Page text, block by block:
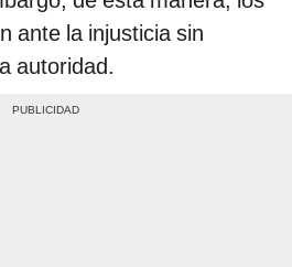
ante la injusticia sin
autoridad.